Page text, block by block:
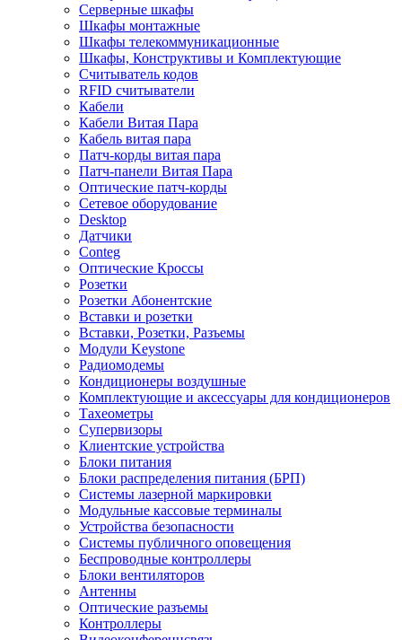
Серверные шкафы
Шкафы монтажные
Шкафы телекоммуникационные
Шкафы, Конструктивы и Комплектующие
Считыватель кодов
RFID считыватели
Кабели
Кабели Витая Пара
Кабель витая пара
Патч-корды витая пара
Патч-панели Витая Пара
Оптические патч-корды
Сетевое оборудование
Desktop
Датчики
Conteg
Оптические Кроссы
Розетки
Розетки Абонентские
Вставки и розетки
Вставки, Розетки, Разъемы
Модули Keystone
Радиомодемы
Кондиционеры воздушные
Комплектующие и аксессуары для кондиционеров
Тахеометры
Супервизоры
Клиентские устройства
Блоки питания
Блоки распределения питания (БРП)
Системы лазерной маркировки
Модульные кассовые терминалы
Устройства безопасности
Системы публичного оповещения
Беспроводные контроллеры
Блоки вентиляторов
Антенны
Оптические разъемы
Контроллеры